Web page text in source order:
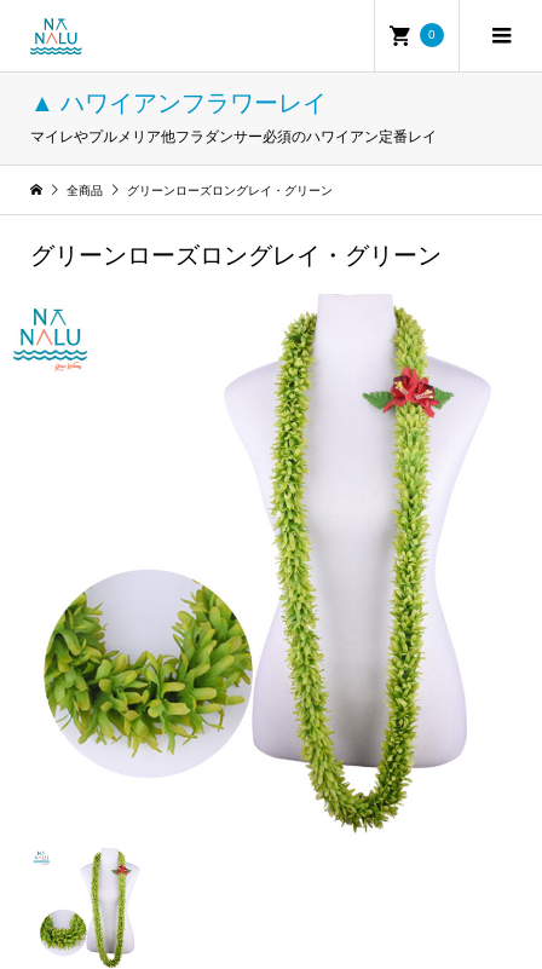
0
▲ ハワイアンフラワーレイ
マイレやプルメリア他フラダンサー必須のハワイアン定番レイ
全商品 グリーンローズロングレイ・グリーン
グリーンローズロングレイ・グリーン